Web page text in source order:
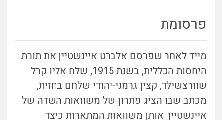
פרסומת
מייד לאחר שפרסם אלברט איינשטיין את תורת
היחסות הכללית, בשנת 1915, שלח אליו קרל
שוורצשילד, קצין גרמני-יהודי שלחם בחזית,
מכתב שבו הציג פתרון של משוואות השדה של
איינשטיין, אותן משוואות המתארות כיצד